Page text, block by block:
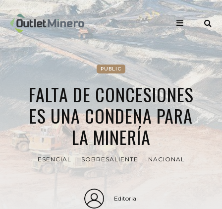
PUBLIC
FALTA DE CONCESIONES
ES UNA CONDENA PARA
LA MINERÍA
ESENCIAL SOBRESALIENTE NACIONAL
Editorial